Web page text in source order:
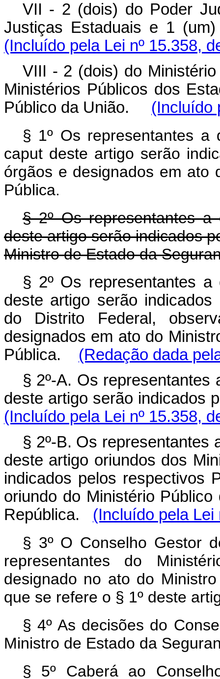
VII - 2 (dois) do Poder
Justiças Estaduais e 1
(Incluído pela Lei nº 15.358,
VIII - 2 (dois) do
Ministérios Públicos dos
Público da União. (Incluído
§ 1º Os representantes
caput deste artigo serão
órgãos e designados em ato
Pública.
§ 2º Os representantes
deste artigo serão indicados
Ministro de Estado da
§ 2º Os representantes
deste artigo serão
do Distrito Federal,
designados em ato do
Pública. (Redação dada
§ 2º-A. Os
deste artigo serão
(Incluído pela Lei nº 15.358,
§ 2º-B. Os
deste artigo oriundos dos
indicados pelos respectivos
oriundo do Ministério
República. (Incluído pela Lei
§ 3º O Conselho Gestor
representantes do
designado no ato do
que se refere o § 1º deste
§ 4º As decisões do
Ministro de Estado da
§ 5º Caberá ao